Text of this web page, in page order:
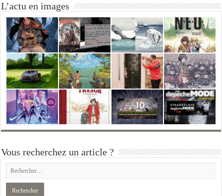
L’actu en images
Vous recherchez un article ?